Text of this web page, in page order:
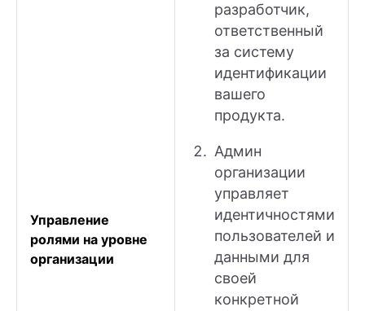
Управление
ролями на уровне
организации
разработчик,
ответственный
за систему
идентификации
вашего
продукта.
Админ
организации
управляет
идентичностями
пользователей и
данными для
своей
конкретной